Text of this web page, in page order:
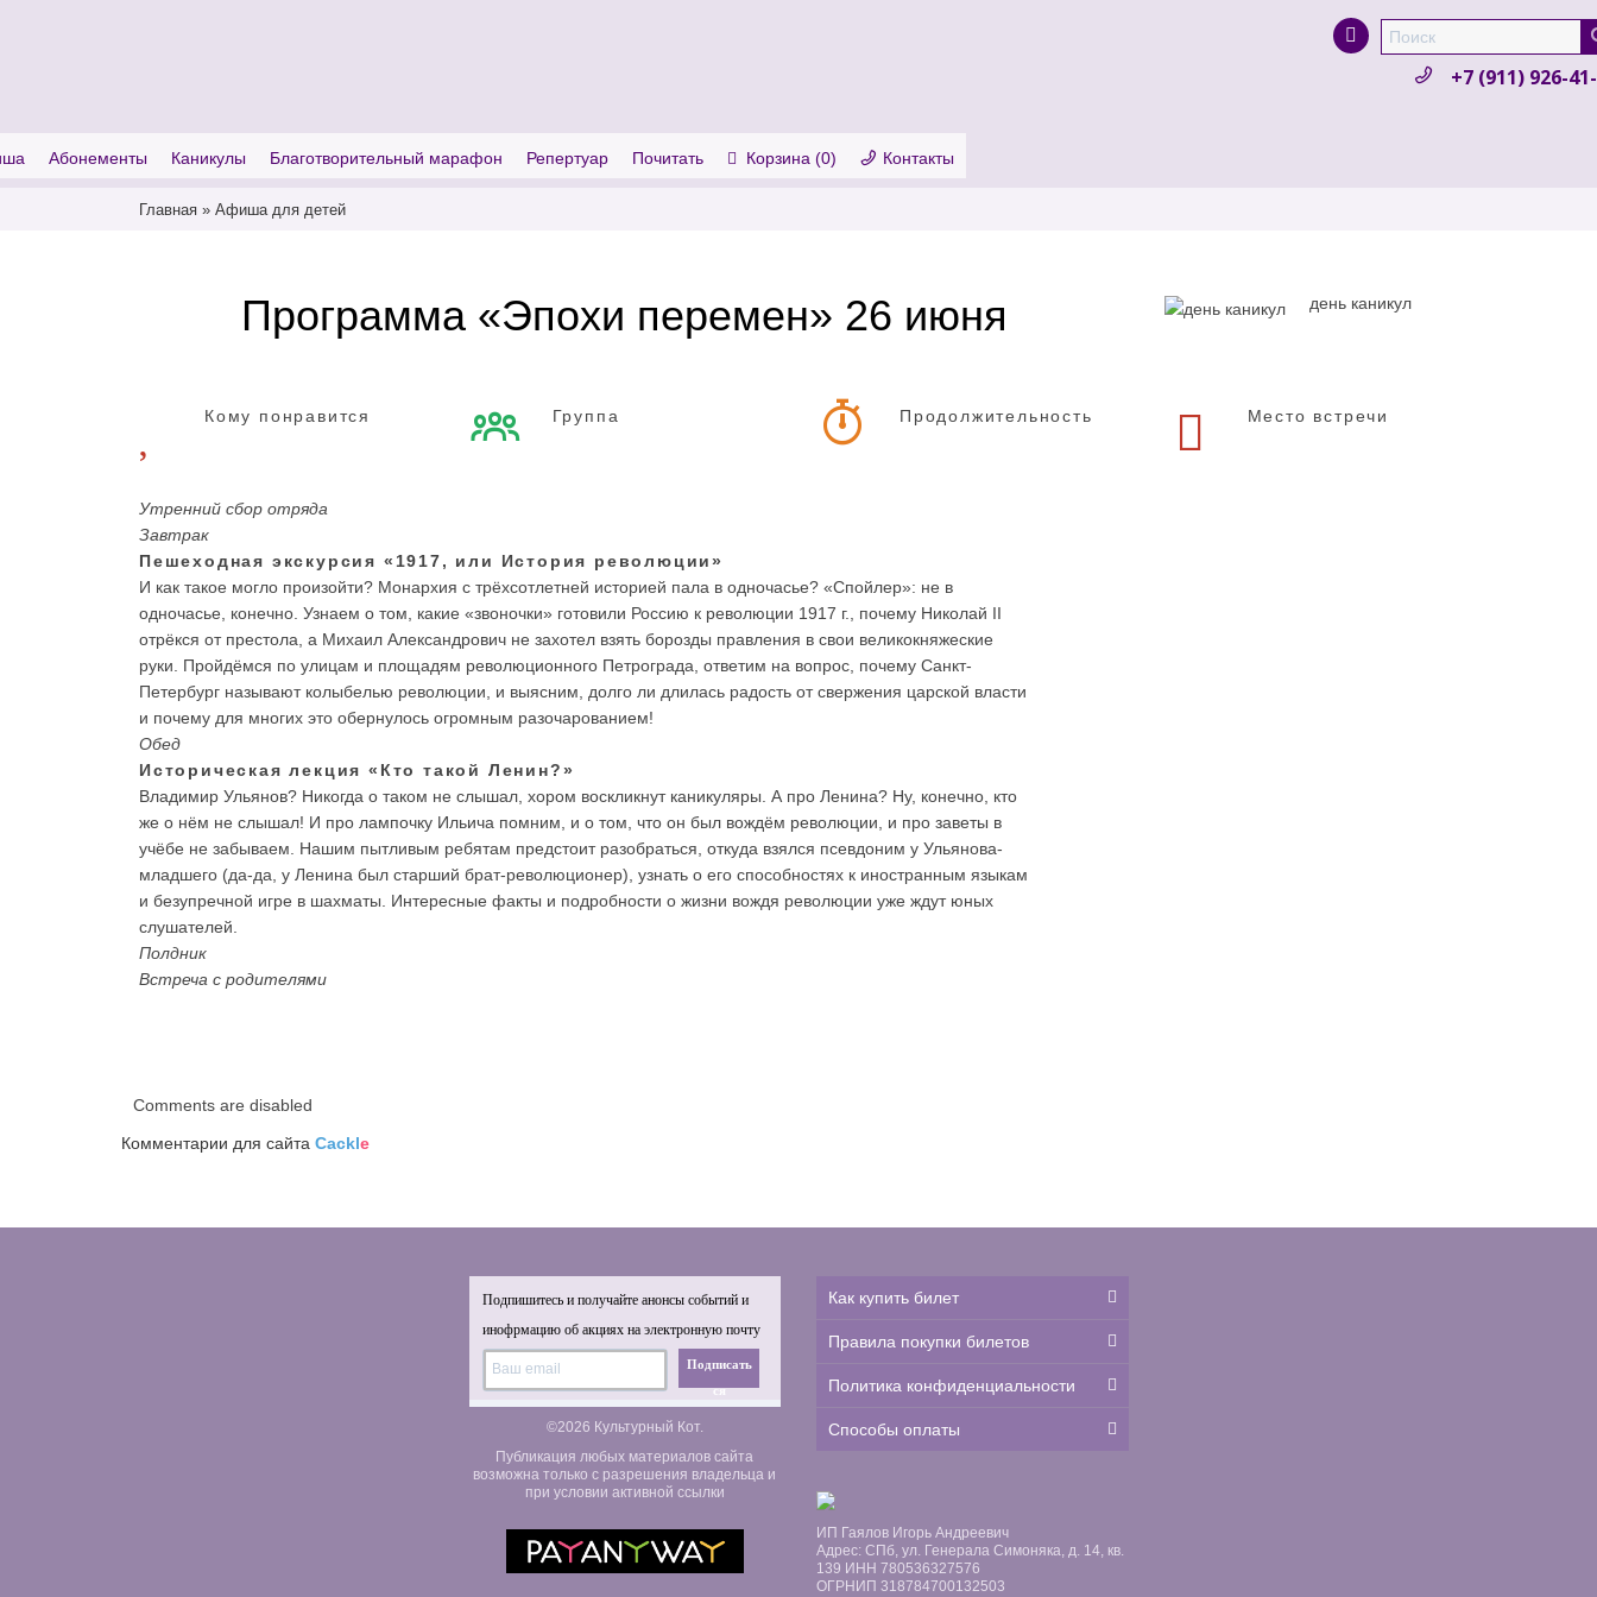
+7 (911) 926-
Абонементы Каникулы Благотворительный марафон Репертуар Почитать Корзина (0) Контакты
Главная » Афиша для детей
Программа «Эпохи перемен» 26 июня день каникул
Кому понравится Группа Продолжительность Место встречи
Утренний сбор отряда
Завтрак
Пешеходная экскурсия «1917, или История революции»
И как такое могло произойти? Монархия с трёхсотлетней историей пала в одночасье? «Спойлер»: не в
одночасье, конечно. Узнаем о том, какие «звоночки» готовили Россию к революции 1917 г., почему Николай II
отрёкся от престола, а Михаил Александрович не захотел взять борозды правления в свои великокняжеские
руки. Пройдёмся по улицам и площадям революционного Петрограда, ответим на вопрос, почему Санкт-
Петербург называют колыбелью революции, и выясним, долго ли длилась радость от свержения царской власти
и почему для многих это обернулось огромным разочарованием!
Обед
Историческая лекция «Кто такой Ленин?»
Владимир Ульянов? Никогда о таком не слышал, хором воскликнут каникуляры. А про Ленина? Ну, конечно, кто
же о нём не слышал! И про лампочку Ильича помним, и о том, что он был вождём революции, и про заветы в
учёбе не забываем. Нашим пытливым ребятам предстоит разобраться, откуда взялся псевдоним у Ульянова-
младшего (да-да, у Ленина был старший брат-революционер), узнать о его способностях к иностранным языкам
и безупречной игре в шахматы. Интересные факты и подробности о жизни вождя революции уже ждут юных
слушателей.
Полдник
Встреча с родителями
Comments are disabled
Комментарии для сайта Cackle
Подпишитесь и получайте анонсы событий и
инофрмацию об акциях на электронную почту
Подписать
ся
©2026 Культурный Кот.
Публикация любых материалов сайта
возможна только с разрешения владельца и
при условии активной ссылки
Как купить билет
Правила покупки билетов
Политика конфиденциальности
Способы оплаты
ИП Гаялов Игорь Андреевич
Адрес: СПб, ул. Генерала Симоняка, д. 14, кв.
139 ИНН 780536327576
ОГРНИП 318784700132503